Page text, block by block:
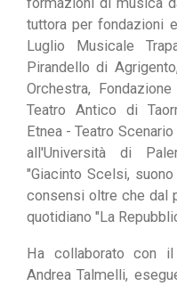
tuttora per fondazioni
Luglio Musicale
Pirandello di Agrigento,
Orchestra,
Teatro Antico di
Etnea - Teatro
all'Università di
"Giacinto Scelsi,
consensi oltre che dal
quotidiano "La
Ha collaborato con
Andrea Talmelli,